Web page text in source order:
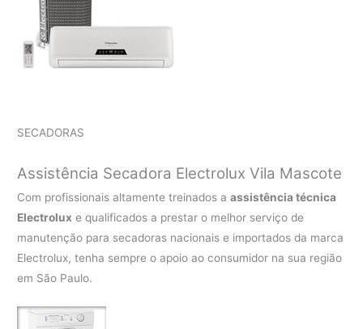
SECADORAS
Assistência Secadora Electrolux Vila Mascote
Com profissionais altamente treinados aassistência técnica
Electrolux e qualificados a prestar o melhor serviço de
manutenção para secadoras nacionais e importados da marca
Electrolux, tenha sempre o apoio ao consumidor na sua região
em São Paulo.